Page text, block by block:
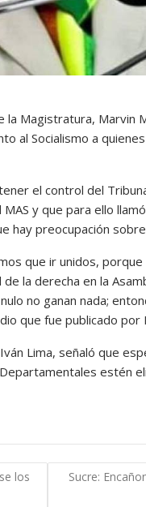
Magistratura, Marvin
al Socialismo a
el control del
y que para ello
hay preocupación
que ir unidos,
la derecha en la
no ganan nada;
que fue publicado por
Lima, señaló que
estén
los
Sucre: